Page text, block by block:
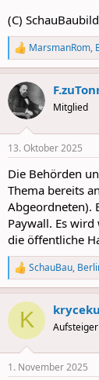
(C)
R
e
a
c
t
i
s
MarsmanRom,
Mitglied
13. Oktober 2025
Die Behörden
Thema bereits
Abgeordneten).
Paywall. Es
die öffentliche
R
e
a
c
i
s
SchauBau,
K Aufsteiger
1. November 2025